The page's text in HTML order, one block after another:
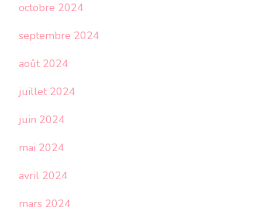
octobre 2024
septembre 2024
août 2024
juillet 2024
juin 2024
mai 2024
avril 2024
mars 2024